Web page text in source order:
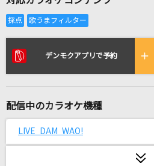
リアルタイムで歌われ
丸の内サディスティック
デンモクアプリで予約
配信中のカラオケ機種
LIVE DAM WAO!